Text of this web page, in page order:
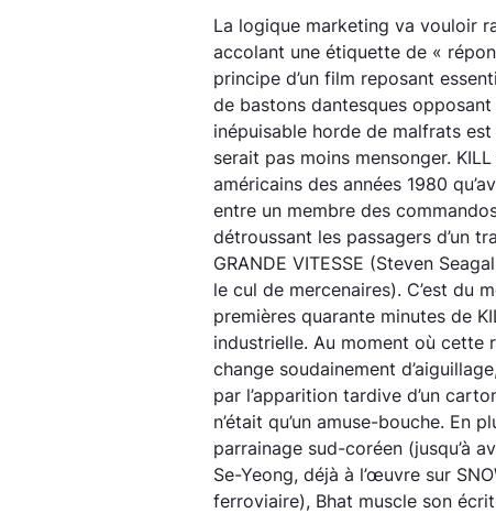
La logique marketing va vouloir
accolant une étiquette de «
principe d’un film reposant
de bastons dantesques
inépuisable horde de malfrats
serait pas moins mensonger.
américains des années 1980
entre un membre des
détroussant les passagers d’un
GRANDE VITESSE (Steven
le cul de mercenaires). C’est du
premières quarante minutes de
industrielle. Au moment où cette
change soudainement
par l’apparition tardive d’un
n’était qu’un amuse-bouche. En
parrainage sud-coréen (jusqu’à
Se-Yeong, déjà à l’œuvre sur
ferroviaire), Bhat muscle son